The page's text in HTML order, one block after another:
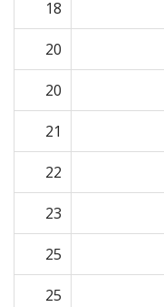
18
20
20
21
22
23
25
25